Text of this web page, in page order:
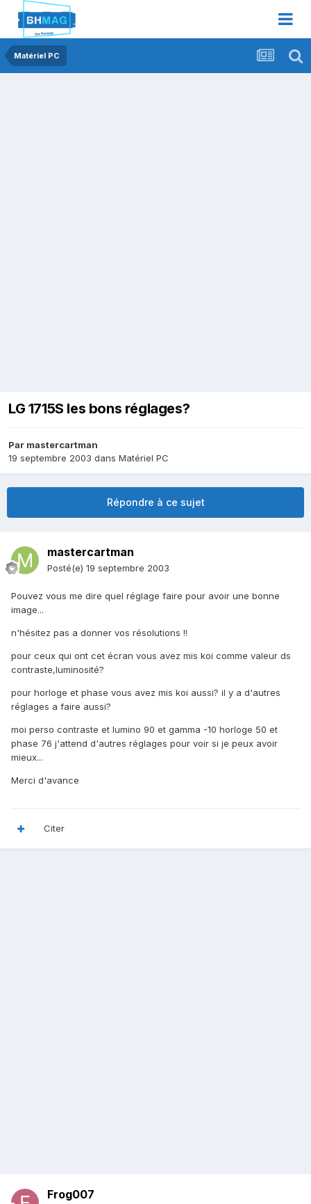
Matériel PC
LG 1715S les bons réglages?
Par mastercartman
19 septembre 2003 dans Matériel PC
Répondre à ce sujet
mastercartman
Posté(e) 19 septembre 2003
Pouvez vous me dire quel réglage faire pour avoir une bonne
image...
n'hésitez pas a donner vos résolutions !!
pour ceux qui ont cet écran vous avez mis koi comme valeur ds
contraste,luminosité?
pour horloge et phase vous avez mis koi aussi? il y a d'autres
réglages a faire aussi?
moi perso contraste et lumino 90 et gamma -10 horloge 50 et
phase 76 j'attend d'autres réglages pour voir si je peux avoir
mieux...
Merci d'avance
Citer
Frog007